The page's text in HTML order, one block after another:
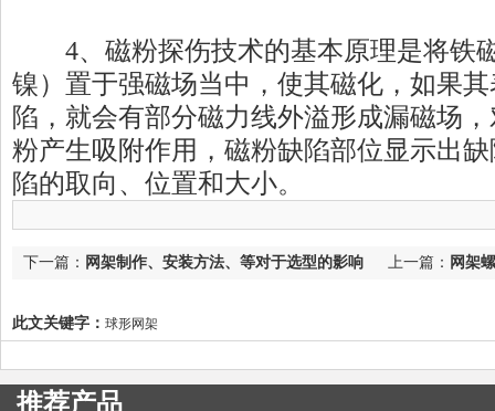
4、磁粉探伤技术的基本原理是将铁
镍）置于强磁场当中，使其磁化，如果
陷，就会有部分磁力线外溢形成漏磁场
粉产生吸附作用，磁粉缺陷部位显示出
陷的取向、位置和大小。
上一篇： 网架
下一篇： 网架制作、安装方法、等对于选型的影响
此文关键字： 球形网架
推荐产品